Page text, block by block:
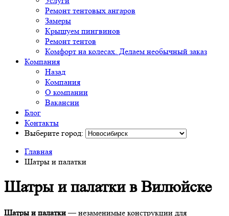
Ремонт тентовых ангаров
Замеры
Крышуем пингвинов
Ремонт тентов
Комфорт на колесах. Делаем необычный заказ
Компания
Назад
Компания
О компании
Вакансии
Блог
Контакты
Выберите город:
Главная
Шатры и палатки
Шатры и палатки в Вилюйске
Шатры и палатки— незаменимые конструкции для